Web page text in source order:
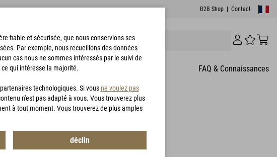
B2B Shop Contact
BON D'ACHAT FAQ & Connaissances
G-LOFT® TLG Jacket
fiable et sécurisée, que nous conservions ses
Par exemple, nous recueillons des données
cas nous ne sommes intéressés par le suivi de
qui intéresse la majorité.
technologiques. Si vous ne voulez pas
n'est pas adapté à vous. Vous trouverez plus
à tout moment. Vous trouverez de plus amples
déclin